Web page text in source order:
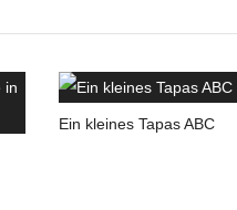
Ein kleines Tapas ABC